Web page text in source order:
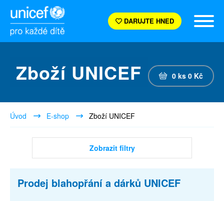
DARUJTE HNED
Zboží UNICEF 0 ks 0 Kč
Úvod E-shop Zboží UNICEF
Zobrazit filtry
Prodej blahopřání a dárků UNICEF